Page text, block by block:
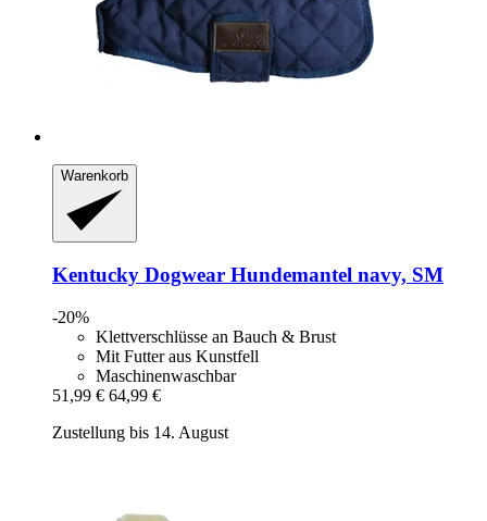
Warenkorb
Kentucky Dogwear Hundemantel navy, SM
-20%
Klettverschlüsse an Bauch & Brust
Mit Futter aus Kunstfell
Maschinenwaschbar
51,99 € 64,99 €
Zustellung bis 14. August